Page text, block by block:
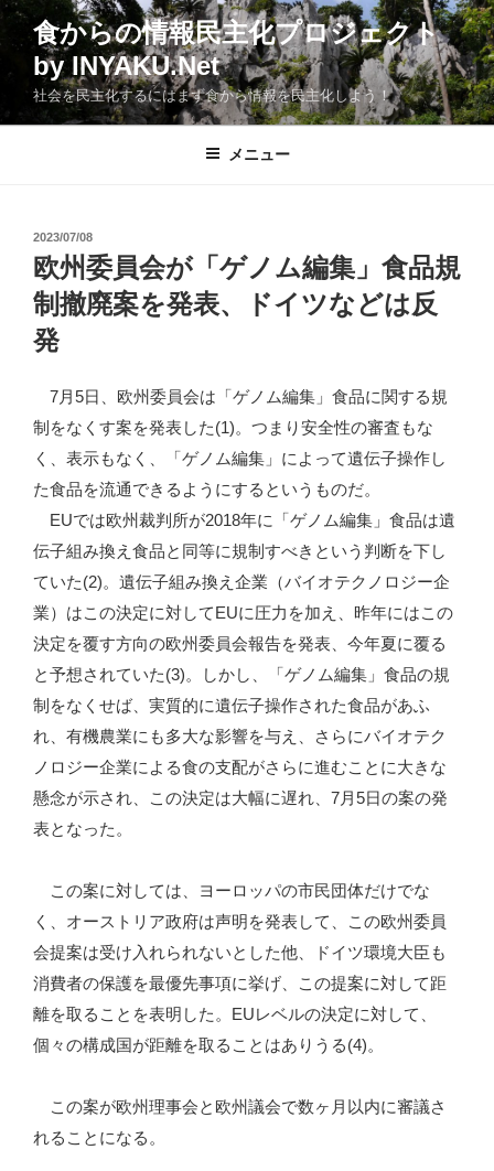
コ
食からの情報民主化プロジェクト
by INYAKU.Net
社会を民主化するにはまず食から情報を民主化しよう！
メニュー
投
稿
日:
2023/07/08
欧州委員会が「ゲノム編集」食品規
制撤廃案を発表、ドイツなどは反
発
7月5日、欧州委員会は「ゲノム編集」食品に関する規
制をなくす案を発表した(1)。つまり安全性の審査もな
く、表示もなく、「ゲノム編集」によって遺伝子操作し
た食品を流通できるようにするというものだ。
EUでは欧州裁判所が2018年に「ゲノム編集」食品は遺
伝子組み換え食品と同等に規制すべきという判断を下し
ていた(2)。遺伝子組み換え企業（バイオテクノロジー企
業）はこの決定に対してEUに圧力を加え、昨年にはこの
決定を覆す方向の欧州委員会報告を発表、今年夏に覆る
と予想されていた(3)。しかし、「ゲノム編集」食品の規
制をなくせば、実質的に遺伝子操作された食品があふ
れ、有機農業にも多大な影響を与え、さらにバイオテク
ノロジー企業による食の支配がさらに進むことに大きな
懸念が示され、この決定は大幅に遅れ、7月5日の案の発
表となった。
この案に対しては、ヨーロッパの市民団体だけでな
く、オーストリア政府は声明を発表して、この欧州委員
会提案は受け入れられないとした他、ドイツ環境大臣も
消費者の保護を最優先事項に挙げ、この提案に対して距
離を取ることを表明した。EUレベルの決定に対して、
個々の構成国が距離を取ることはありうる(4)。
この案が欧州理事会と欧州議会で数ヶ月以内に審議さ
れることになる。